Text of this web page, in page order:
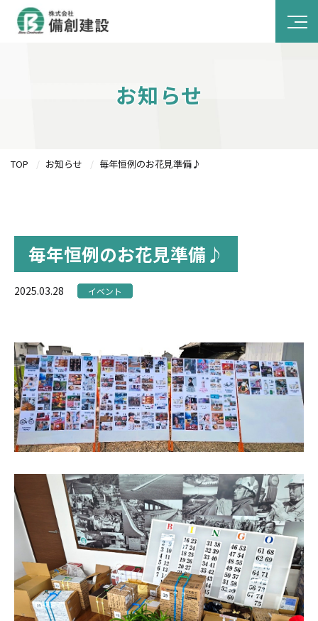
お知らせ
TOP お知らせ 毎年恒例のお花見準備♪
毎年恒例のお花見準備♪
2025.03.28 イベント